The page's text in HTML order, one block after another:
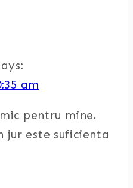
am
pentru mine.
jur este suficienta